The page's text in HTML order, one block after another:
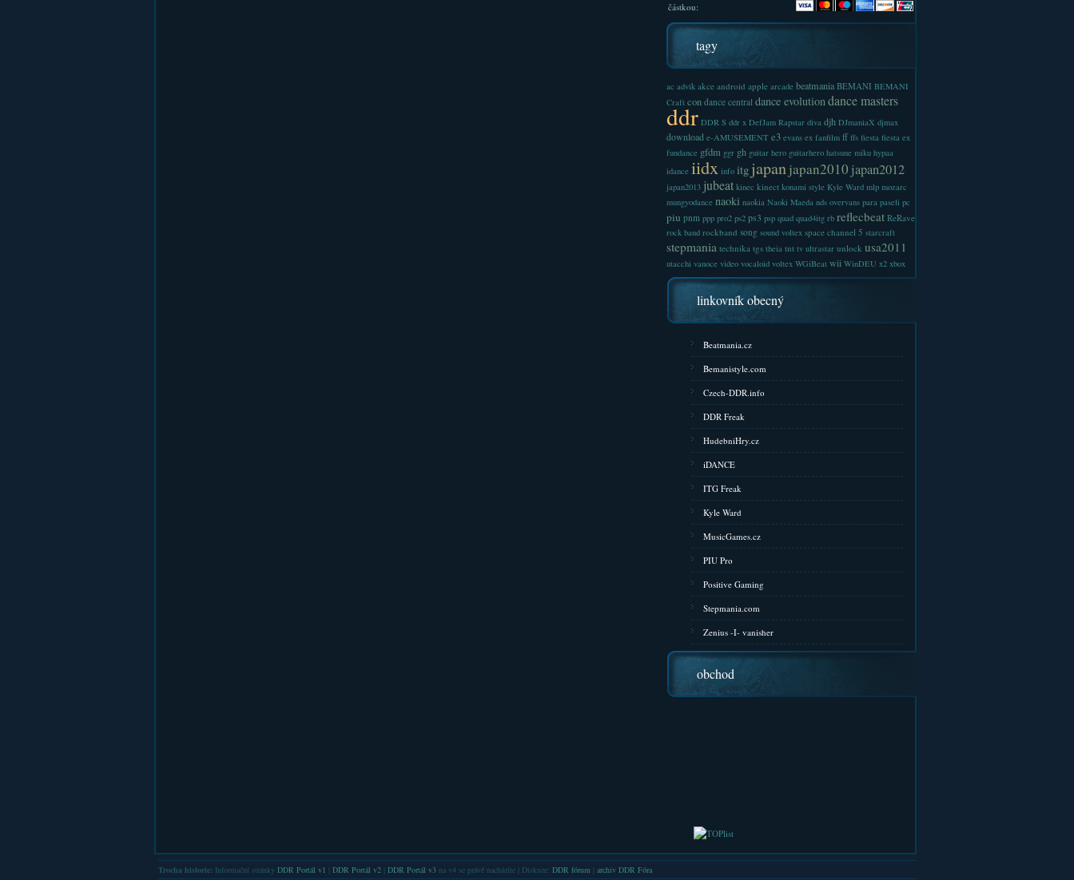
částkou:
tagy
ac advik akce android apple arcade beatmania BEMANI BEMANI
Craft con dance central dance evolutiondance masters
ddr DDR S ddr x DefJam Rapstar diva djh DJmaniaX djmax
download e-AMUSEMENT e3 evans ex fanfilm ff ffs fiesta fiesta ex
fundance gfdm ggr gh guitar hero guitarhero hatsune miku hypaa
idance iidx info itg japanjapan2010 japan2012
japan2013 jubeat kinec kinect konami style Kyle Ward mlp mozarc
mungyodance naoki naokia Naoki Maeda nds overvans para paseli pc
piu pnm ppp pro2 ps2 ps3 psp quad quad4itg rb reflecbeat ReRave
rock band rockband song sound voltex space channel 5 starcraft
stepmania technika tgs theia tnt tv ultrastar unlock usa2011
utacchi vanoce video vocaloid voltex WGiBeat wii WinDEU x2 xbox
linkovník obecný
Beatmania.cz
Bemanistyle.com
Czech-DDR.info
DDR Freak
HudebniHry.cz
iDANCE
ITG Freak
Kyle Ward
MusicGames.cz
PIU Pro
Positive Gaming
Stepmania.com
Zenius -I- vanisher
obchod
Trocha historie: Informační stránky DDR Portál v1 DDR Portál v2| DDR Portál v3na v4 se právě nacházíte | Diskuze: DDR fórum archiv DDR Fóra